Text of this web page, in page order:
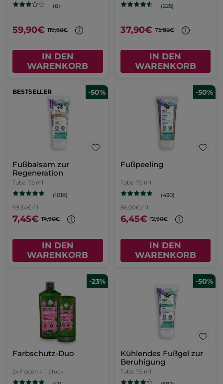
(6)
59,90€ 119,80€
IN DEN
WARENKORB
(225)
37,90€ 75,80€
IN DEN
WARENKORB
BESTSELLER -50%
Fußbalsam zur
Regeneration
Tube 75 ml
(1018)
99,34€ / 1l
7,45€ 14,90€
IN DEN
WARENKORB
-50%
Fußpeeling
Tube 75 ml
(430)
86,00€ / 1l
6,45€ 12,90€
IN DEN
WARENKORB
-23%
Farbschutz-Duo
2x Flacon = 1 Stück
-50%
Kühlendes Fußgel zur
Beruhigung
Tube 75 ml